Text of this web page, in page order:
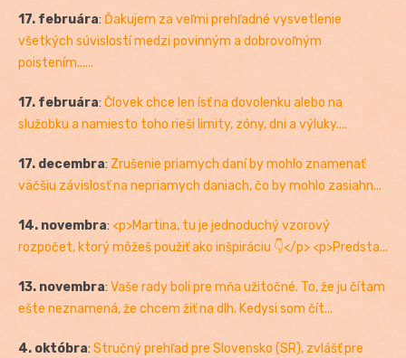
17. februára: Ďakujem za veľmi prehľadné vysvetlenie
všetkých súvislostí medzi povinným a dobrovoľným
poistením......
17. februára: Človek chce len ísť na dovolenku alebo na
služobku a namiesto toho rieši limity, zóny, dni a výluky....
17. decembra: Zrušenie priamych daní by mohlo znamenať
väčšiu závislosť na nepriamych daniach, čo by mohlo zasiahn...
14. novembra: <p>Martina, tu je jednoduchý vzorový
rozpočet, ktorý môžeš použiť ako inšpiráciu 👇</p> <p>Predsta...
13. novembra: Vaše rady boli pre mňa užitočné. To, že ju čítam
ešte neznamená, že chcem žiť na dlh. Kedysi som čít...
4. októbra: Stručný prehľad pre Slovensko (SR), zvlášť pre